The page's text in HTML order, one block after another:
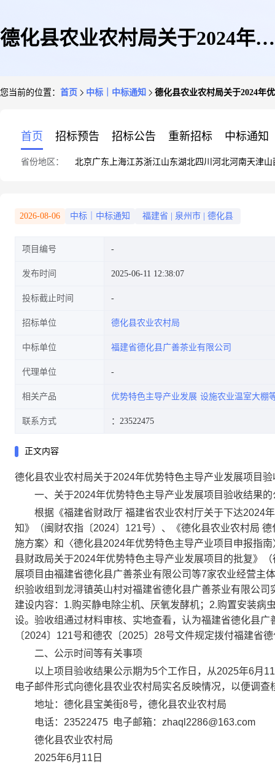
德化县农业农村局关于2024年优
您当前的位置： 首页 中标｜中标通知 德化县农业农村局关于2024年
首页 招标预告 招标公告 重新招标 中标通知
省份地区： 北京广东 上海江苏浙江山东湖北四川 河北河南天津山
2026-08-06 中标｜中标通知 福建省 泉州市 德化县
项目编号
发布时间 2025-06-11 12:38:07
投标截止时间
招标单位 德化县农业农村局
中标单位 福建省德化县广善茶业有限公司
代理单位
相关产品 优势特色主导产业发展 设施农业温室大棚
联系方式 ：23522475
正文内容
德化县农业农村局关于2024年优势特色主导产业发展项目
一、关于2024年优势特色主导产业发展项目验收结果的
根据《福建省财政厅 福建省农业农村厅关于下达2024
知》（闽财农指〔2024〕121号）、《德化县农业农村局
施方案〉和〈德化县2024年优势特色主导产业项目申报指
县财政局关于2024年优势特色主导产业发展项目的批复》
展项目由福建省德化县广善茶业有限公司等7家农业经营主体
织验收组到龙浔镇英山村对福建省德化县广善茶业有限公
建设内容：1.购买静电除尘机、厌氧发酵机；2.购置安装病
设。验收组通过材料审核、实地查看，认为福建省德化县
〔2024〕121号和德农〔2025〕28号文件规定拨付福建省
二、公示时间等有关事项
以上项目验收结果公示期为5个工作日，从2025年6月11
电子邮件形式向德化县农业农村局实名反映情况，以便调
地址：德化县宝美街8号，德化县农业农村局
电话： 23522475 电子邮箱： zhaql2286@163.com
德化县农业农村局
2025年6月11日